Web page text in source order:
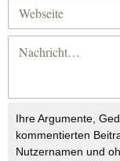
Ihre Argumente,
kommentierten
Nutzernamen und